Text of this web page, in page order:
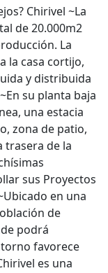
Chirivel ~La
de 20.000m2
La
la casa cortijo,
y distribuida
su planta baja
una estacia
zona de patio,
trasera de la
sus Proyectos
en una
de
podrá
favorece
es una